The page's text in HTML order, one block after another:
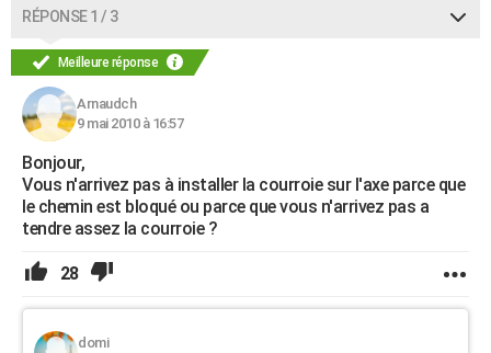
S'inscrire
Se connecter
Lycées
Collèges
Primaires
Universités
Entreprises
Service militaire
Avis de recherche
AVIS DE DÉCÈS
FORUM
Bricolage
Lifestyle
Culture
Sport
Auto
Television
Voyage
Cinema
RÉPONSE 1 / 3
Meilleure réponse
Arnaudch
9 mai 2010 à 16:57
Bonjour,
Vous n'arrivez pas à installer la courroie sur l'axe parce que
le chemin est bloqué ou parce que vous n'arrivez pas a
tendre assez la courroie ?
28
domi